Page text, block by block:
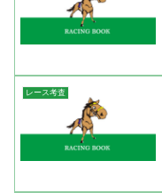
レース考査